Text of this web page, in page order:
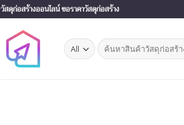
วัสดุก่อสร้างออนไลน์ ขอราคาวัสดุก่อสร้าง
Search
for: